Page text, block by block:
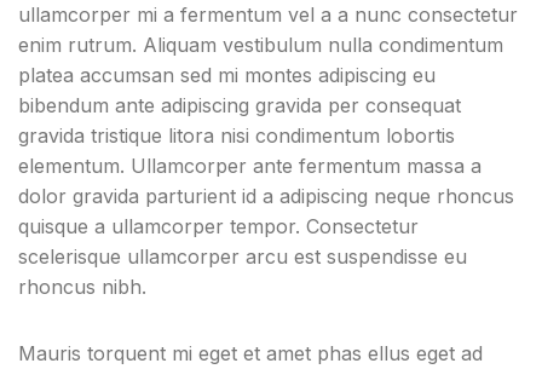
ullamcorper mi a fermentum vel a a nunc consectetur
enim rutrum. Aliquam vestibulum nulla condimentum
platea accumsan sed mi montes adipiscing eu
bibendum ante adipiscing gravida per consequat
gravida tristique litora nisi condimentum lobortis
elementum. Ullamcorper ante fermentum massa a
dolor gravida parturient id a adipiscing neque rhoncus
quisque a ullamcorper tempor. Consectetur
scelerisque ullamcorper arcu est suspendisse eu
rhoncus nibh.
Mauris torquent mi eget et amet phas ellus eget ad